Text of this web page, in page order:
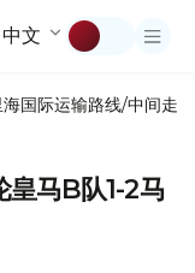
中文
国际运输路线/中间走廊
皇马B队1-2马